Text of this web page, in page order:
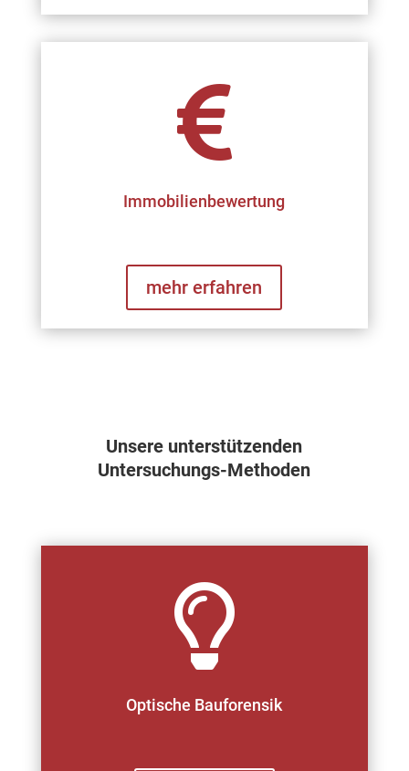

Immobilienbewertung
mehr erfahren
Unsere unterstützenden
Untersuchungs-Methoden

Optische Bauforensik